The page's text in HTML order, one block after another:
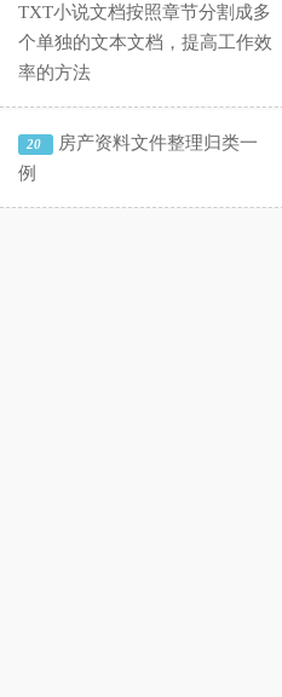
TXT小说文档按照章节分割成多
个单独的文本文档，提高工作效
率的方法
20
房产资料文件整理归类一
例